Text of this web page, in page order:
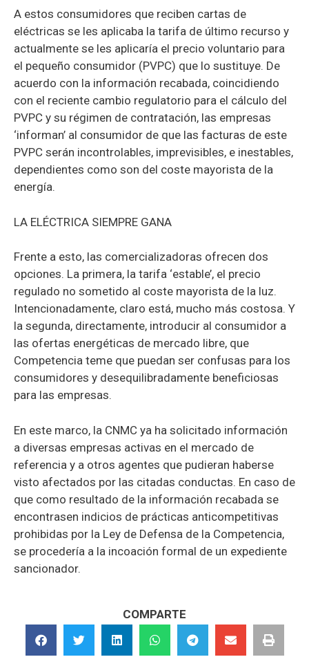
A estos consumidores que reciben cartas de
eléctricas se les aplicaba la tarifa de último recurso y
actualmente se les aplicaría el precio voluntario para
el pequeño consumidor (PVPC) que lo sustituye. De
acuerdo con la información recabada, coincidiendo
con el reciente cambio regulatorio para el cálculo del
PVPC y su régimen de contratación, las empresas
‘informan’ al consumidor de que las facturas de este
PVPC serán incontrolables, imprevisibles, e inestables,
dependientes como son del coste mayorista de la
energía.
LA ELÉCTRICA SIEMPRE GANA
Frente a esto, las comercializadoras ofrecen dos
opciones. La primera, la tarifa ‘estable’, el precio
regulado no sometido al coste mayorista de la luz.
Intencionadamente, claro está, mucho más costosa. Y
la segunda, directamente, introducir al consumidor a
las ofertas energéticas de mercado libre, que
Competencia teme que puedan ser confusas para los
consumidores y desequilibradamente beneficiosas
para las empresas.
En este marco, la CNMC ya ha solicitado información
a diversas empresas activas en el mercado de
referencia y a otros agentes que pudieran haberse
visto afectados por las citadas conductas. En caso de
que como resultado de la información recabada se
encontrasen indicios de prácticas anticompetitivas
prohibidas por la Ley de Defensa de la Competencia,
se procedería a la incoación formal de un expediente
sancionador.
COMPARTE